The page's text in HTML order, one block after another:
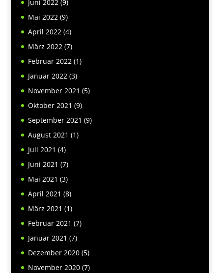
Juni 2022(9)
Mai 2022(9)
April 2022(4)
März 2022(7)
Februar 2022(1)
Januar 2022(3)
November 2021 (5)
Oktober 2021 (9)
September 2021 (9)
August 2021 (1)
Juli 2021 (4)
Juni 2021 (7)
Mai 2021 (3)
April 2021 (8)
März 2021 (1)
Februar 2021 (7)
Januar 2021 (7)
Dezember 2020(5)
November 2020(7)